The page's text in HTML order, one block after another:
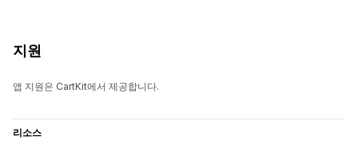
지원
앱 지원은 CartKit에서 제공합니다.
리소스